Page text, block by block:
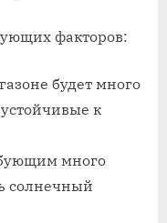
факторов:
будет много
к
много
солнечный